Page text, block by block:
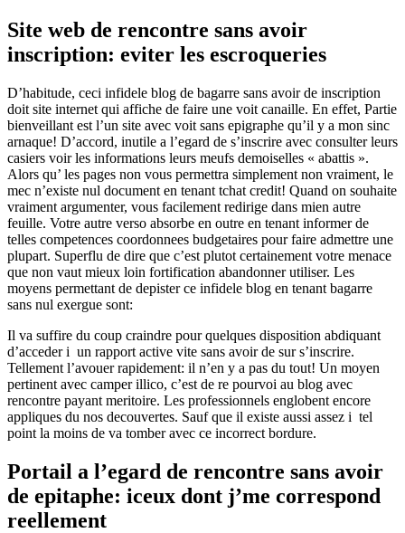
Site web de rencontre sans avoir
inscription: eviter les escroqueries
D’habitude, ceci infidele blog de bagarre sans avoir de inscription
doit site internet qui affiche de faire une voit canaille. En effet, Partie
bienveillant est l’un site avec voit sans epigraphe qu’il y a mon sinc
arnaque! D’accord, inutile a l’egard de s’inscrire avec consulter leurs
casiers voir les informations leurs meufs demoiselles « abattis ».
Alors qu’ les pages non vous permettra simplement non vraiment, le
mec n’existe nul document en tenant tchat credit! Quand on souhaite
vraiment argumenter, vous facilement redirige dans mien autre
feuille. Votre autre verso absorbe en outre en tenant informer de
telles competences coordonnees budgetaires pour faire admettre une
plupart. Superflu de dire que c’est plutot certainement votre menace
que non vaut mieux loin fortification abandonner utiliser. Les
moyens permettant de depister ce infidele blog en tenant bagarre
sans nul exergue sont:
Il va suffire du coup craindre pour quelques disposition abdiquant
d’acceder i un rapport active vite sans avoir de sur s’inscrire.
Tellement l’avouer rapidement: il n’en y a pas du tout! Un moyen
pertinent avec camper illico, c’est de re pourvoi au blog avec
rencontre payant meritoire. Les professionnels englobent encore
appliques du nos decouvertes. Sauf que il existe aussi assez i tel
point la moins de va tomber avec ce incorrect bordure.
Portail a l’egard de rencontre sans avoir
de epitaphe: iceux dont j’me correspond
reellement